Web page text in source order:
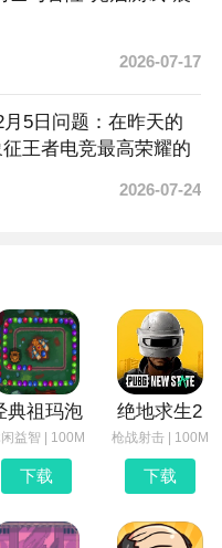
2026-07-17
5日问题：在昨天的
王者电竞最高荣耀的
2026-07-24
典祖玛泡
益智 | 100M
下载
绝地求生2
枪战射击 | 100M
下载